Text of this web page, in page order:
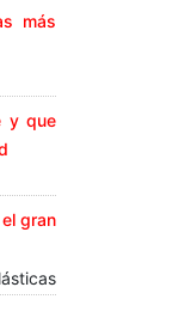
más
y que
gran